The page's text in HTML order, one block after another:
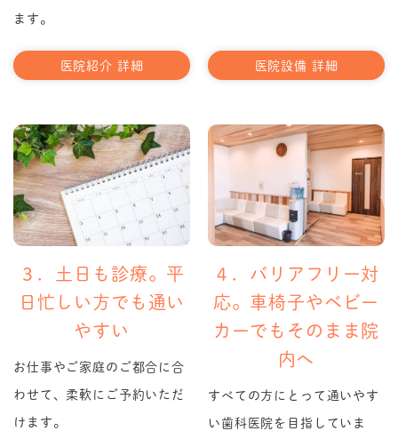
ます。
医院紹介 詳細 医院設備 詳細
３．土日も診療。平
日忙しい方でも通い
やすい
お仕事やご家庭のご都合に合
わせて、柔軟にご予約いただ
けます。
４．バリアフリー対
応。車椅子やベビー
カーでもそのまま院
内へ
すべての方にとって通いやす
い歯科医院を目指していま